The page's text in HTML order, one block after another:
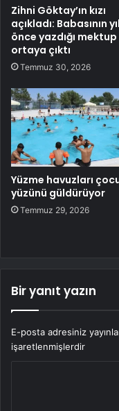
Zihni Göktay’ın kızı
açıkladı: Babasının
önce yazdığı mektup
ortaya çıktı
Temmuz 30, 2026
Yüzme havuzları
yüzünü güldürüyor
Temmuz 29, 2026
Bir yanıt yazın
E-posta adresiniz
işaretlenmişlerdir